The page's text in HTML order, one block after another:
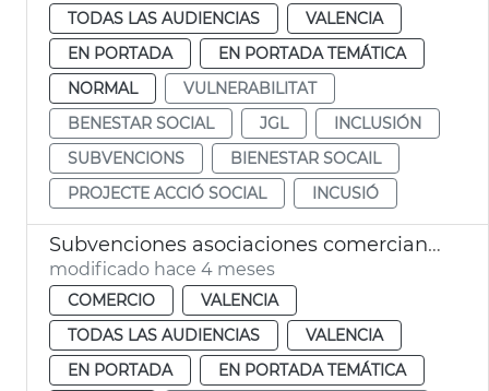
TODAS LAS AUDIENCIAS
VALENCIA
EN PORTADA
EN PORTADA TEMÁTICA
NORMAL
VULNERABILITAT
BENESTAR SOCIAL
JGL
INCLUSIÓN
SUBVENCIONS
BIENESTAR SOCAIL
PROJECTE ACCIÓ SOCIAL
INCUSIÓ
Subvenciones asociaciones comerciantes València
modificado hace 4 meses
COMERCIO
VALENCIA
TODAS LAS AUDIENCIAS
VALENCIA
EN PORTADA
EN PORTADA TEMÁTICA